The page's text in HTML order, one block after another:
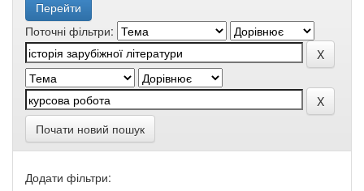
Поточні фільтри:
Почати новий пошук
Додати фільтри: